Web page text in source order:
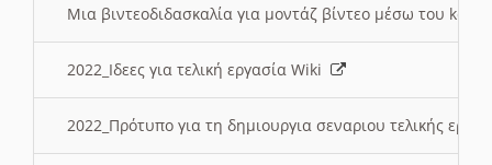
Μια βιντεοδιδασκαλία για μοντάζ βίντεο μέσω του
2022_Ιδεες για τελική εργασία Wiki
2022_Πρότυπο για τη δημιουργια σεναριου τελικής